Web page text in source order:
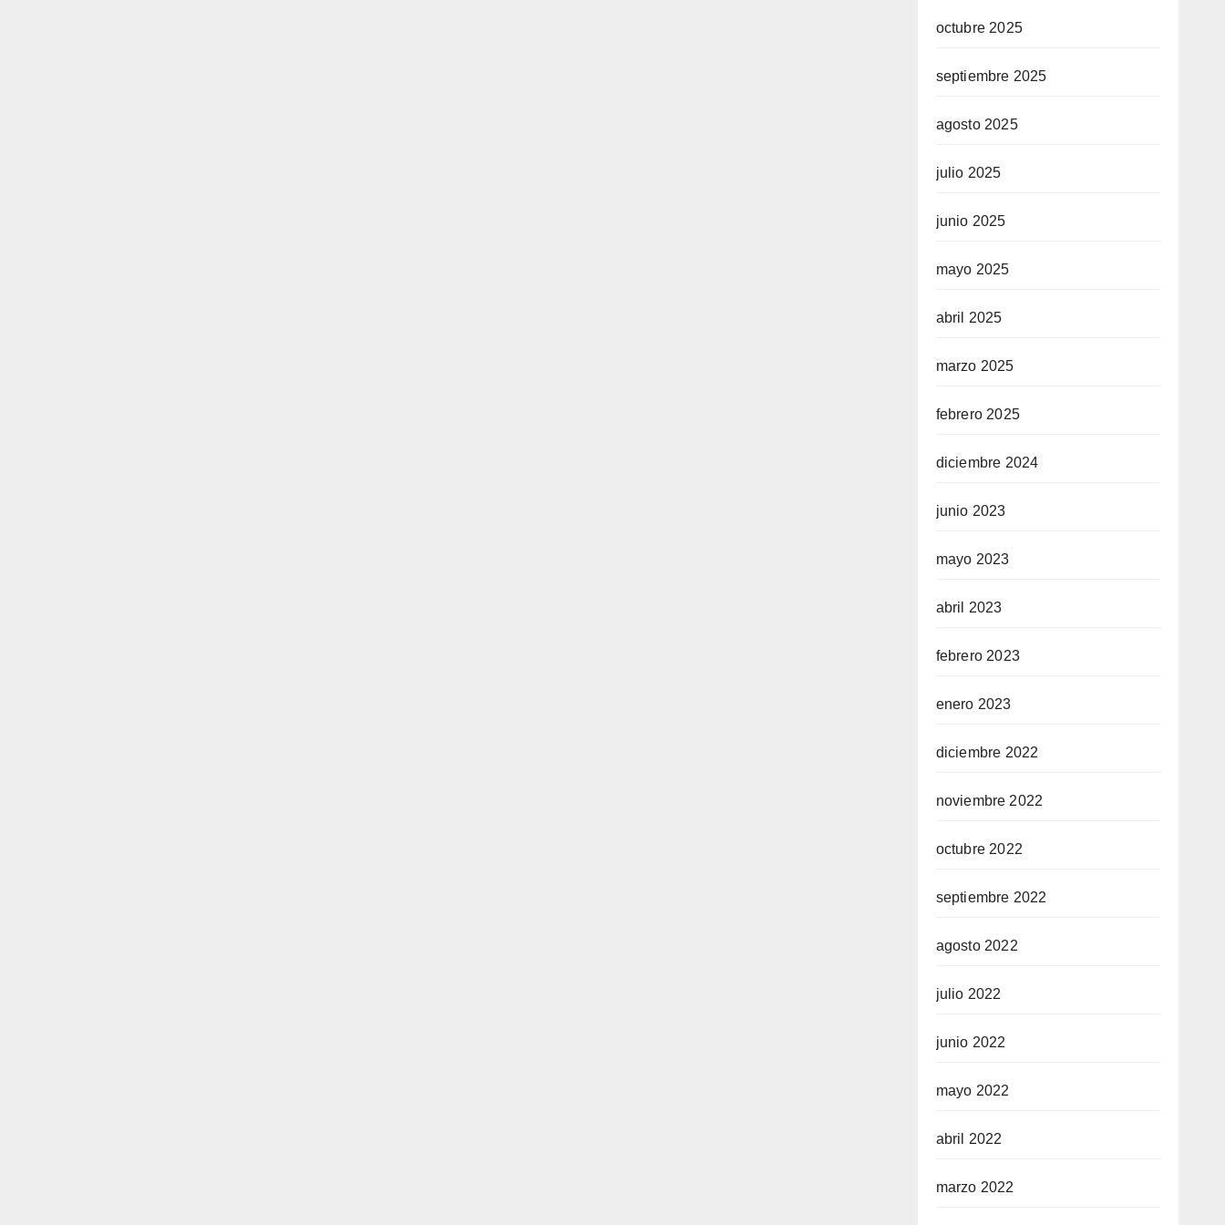
octubre 2025
septiembre 2025
agosto 2025
julio 2025
junio 2025
mayo 2025
abril 2025
marzo 2025
febrero 2025
diciembre 2024
junio 2023
mayo 2023
abril 2023
febrero 2023
enero 2023
diciembre 2022
noviembre 2022
octubre 2022
septiembre 2022
agosto 2022
julio 2022
junio 2022
mayo 2022
abril 2022
marzo 2022